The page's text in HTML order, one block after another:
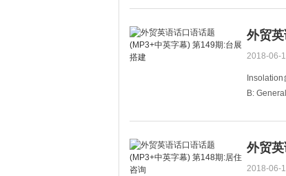
外贸
2018-06-
B:
外贸
2018-06-